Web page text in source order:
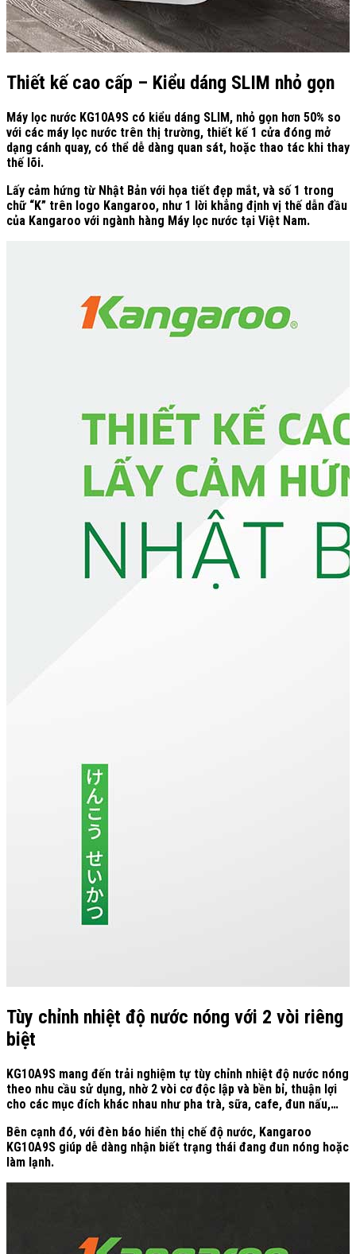
Thiết kế cao cấp – Kiểu dáng SLIM nhỏ gọn
Máy lọc nước KG10A9S có kiểu dáng SLIM, nhỏ gọn hơn 50% so
với các máy lọc nước trên thị trường, thiết kế 1 cửa đóng mở
dạng cánh quay, có thể dễ dàng quan sát, hoặc thao tác khi thay
thế lõi.
Lấy cảm hứng từ Nhật Bản với họa tiết đẹp mắt, và số 1 trong
chữ “K” trên logo Kangaroo, như 1 lời khẳng định vị thế dẫn đầu
của Kangaroo với ngành hàng Máy lọc nước tại Việt Nam.
Tùy chỉnh nhiệt độ nước nóng với 2 vòi riêng
biệt
KG10A9S mang đến trải nghiệm tự tùy chỉnh nhiệt độ nước nóng
theo nhu cầu sử dụng, nhờ 2 vòi cơ độc lập và bền bỉ, thuận lợi
cho các mục đích khác nhau như pha trà, sữa, cafe, đun nấu,…
Bên cạnh đó, với đèn báo hiển thị chế độ nước, Kangaroo
KG10A9S giúp dễ dàng nhận biết trạng thái đang đun nóng hoặc
làm lạnh.